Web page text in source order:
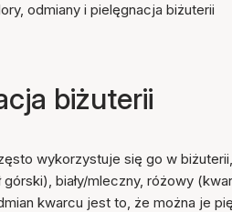
odmiany i pielęgnacja biżuterii
biżuterii
wykorzystuje się go w
biały/mleczny, różowy
kwarcu jest to, że można je